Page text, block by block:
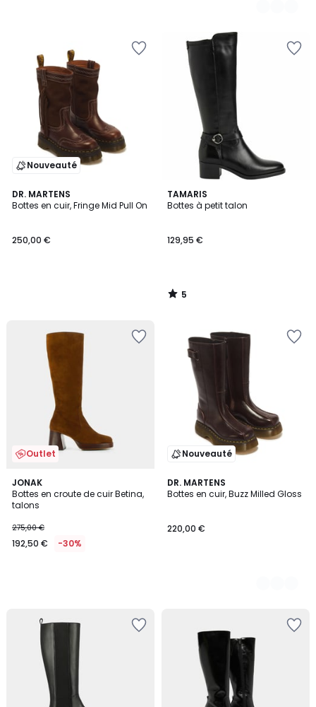
Nouveauté
DR. MARTENS
Bottes en cuir, Fringe Mid Pull On
250,00 €
TAMARIS
Bottes à petit talon
129,95 €
5
/
5
/
Outlet
JONAK
Bottes en croute de cuir Betina,
talons
275,00 €
192,50 € -30%
Nouveauté
DR. MARTENS
Bottes en cuir, Buzz Milled Gloss
220,00 €
2
Couleurs